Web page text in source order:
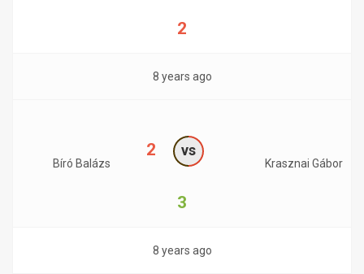
2
8 years ago
Bíró Balázs
2 vs
3
Krasznai Gábor
8 years ago